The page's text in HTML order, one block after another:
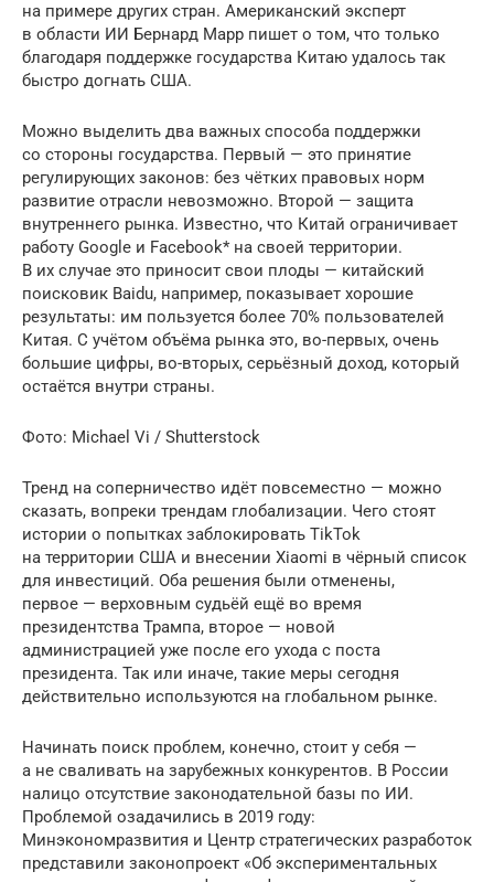
на примере других стран. Американский эксперт
в области ИИ Бернард Марр пишет о том, что только
благодаря поддержке государства Китаю удалось так
быстро догнать США.
Можно выделить два важных способа поддержки
со стороны государства. Первый — это принятие
регулирующих законов: без чётких правовых норм
развитие отрасли невозможно. Второй — защита
внутреннего рынка. Известно, что Китай ограничивает
работу Google и Facebook* на своей территории.
В их случае это приносит свои плоды — китайский
поисковик Baidu, например, показывает хорошие
результаты: им пользуется более 70% пользователей
Китая. С учётом объёма рынка это, во-первых, очень
большие цифры, во-вторых, серьёзный доход, который
остаётся внутри страны.
Фото: Michael Vi / Shutterstock
Тренд на соперничество идёт повсеместно — можно
сказать, вопреки трендам глобализации. Чего стоят
истории о попытках заблокировать TikTok
на территории США и внесении Xiaomi в чёрный список
для инвестиций. Оба решения были отменены,
первое — верховным судьёй ещё во время
президентства Трампа, второе — новой
администрацией уже после его ухода с поста
президента. Так или иначе, такие меры сегодня
действительно используются на глобальном рынке.
Начинать поиск проблем, конечно, стоит у себя —
а не сваливать на зарубежных конкурентов. В России
налицо отсутствие законодательной базы по ИИ.
Проблемой озадачились в 2019 году:
Минэкономразвития и Центр стратегических разработок
представили законопроект «Об экспериментальных